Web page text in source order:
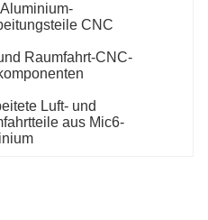
CNC
Raumfahrt-CNC-
Luft- und
aus Mic6-